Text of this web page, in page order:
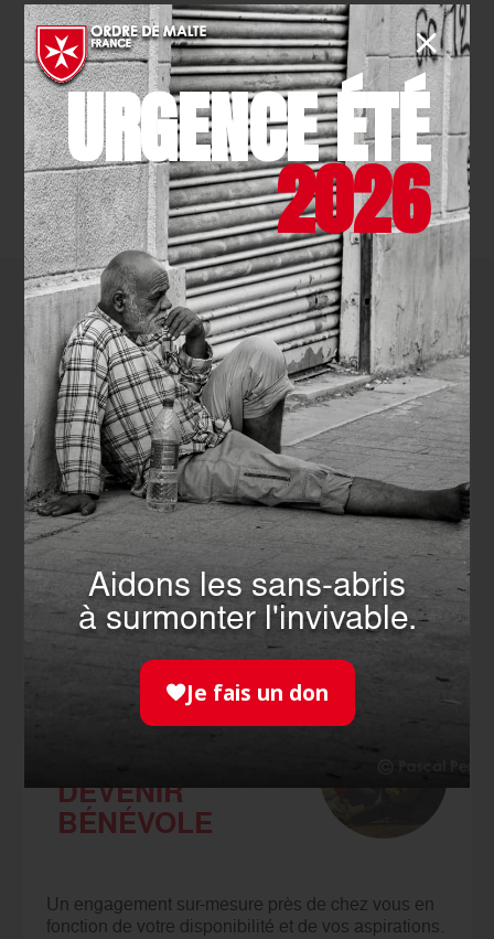
EN SAVOIR PLUS
TOUTES LES ACTUALITÉS
Comment agiravec nous ?
NOUS
SOUTENIR
Faire un don, c’est soutenir l’action de nos
bénévoles. Ils nous permettent d'aider chaque
année des millions de personnes.
JE FAIS UN DON
DEVENIR
BÉNÉVOLE
Un engagement sur-mesure près de chez vous en
fonction de votre disponibilité et de vos aspirations.
URGENCE ÉTÉ
2026
Aidons les sans-abris
à surmonter l'invivable.
Je fais un don